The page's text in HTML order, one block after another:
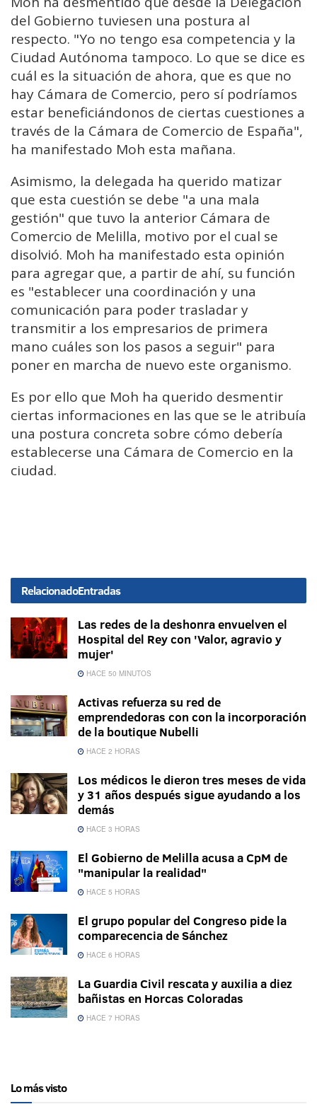
del Gobierno tuviesen una postura al
respecto. "Yo no tengo esa competencia y la
Ciudad Autónoma tampoco. Lo que se dice es
cuál es la situación de ahora, que es que no
hay Cámara de Comercio, pero sí podríamos
estar beneficiándonos de ciertas cuestiones a
través de la Cámara de Comercio de España",
ha manifestado Moh esta mañana.
Asimismo, la delegada ha querido matizar
que esta cuestión se debe "a una mala
gestión" que tuvo la anterior Cámara de
Comercio de Melilla, motivo por el cual se
disolvió. Moh ha manifestado esta opinión
para agregar que, a partir de ahí, su función
es "establecer una coordinación y una
comunicación para poder trasladar y
transmitir a los empresarios de primera
mano cuáles son los pasos a seguir" para
poner en marcha de nuevo este organismo.
Es por ello que Moh ha querido desmentir
ciertas informaciones en las que se le atribuía
una postura concreta sobre cómo debería
establecerse una Cámara de Comercio en la
ciudad.
RelacionadoEntradas
Las redes de la deshonra envuelven el
Hospital del Rey con 'Valor, agravio y
mujer'
HACE 50 MINUTOS
Activas refuerza su red de
emprendedoras con con la incorporación
de la boutique Nubelli
HACE 2 HORAS
Los médicos le dieron tres meses de vida
y 31 años después sigue ayudando a los
demás
HACE 3 HORAS
El Gobierno de Melilla acusa a CpM de
"manipular la realidad"
HACE 5 HORAS
El grupo popular del Congreso pide la
comparecencia de Sánchez
HACE 6 HORAS
La Guardia Civil rescata y auxilia a diez
bañistas en Horcas Coloradas
HACE 7 HORAS
Lo más visto